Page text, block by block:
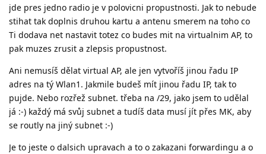
jde pres jedno radio je v polovicni propustnosti. Jak to nebude
stihat tak doplnis druhou kartu a antenu smerem na toho co
Ti dodava net nastavit totez co budes mit na virtualnim AP, to
pak muzes zrusit a zlepsis propustnost.
Ani nemusíš dělat virtual AP, ale jen vytvoříš jinou řadu IP
adres na tý Wlan1. Jakmile budeš mít jinou řadu IP, tak to
pujde. Nebo rozřež subnet. třeba na /29, jako jsem to udělal
já :-) každý má svůj subnet a tudíš data musí jít přes MK, aby
se routly na jiný subnet :-)
Je to jeste o dalsich upravach a to o zakazani forwardingu a o